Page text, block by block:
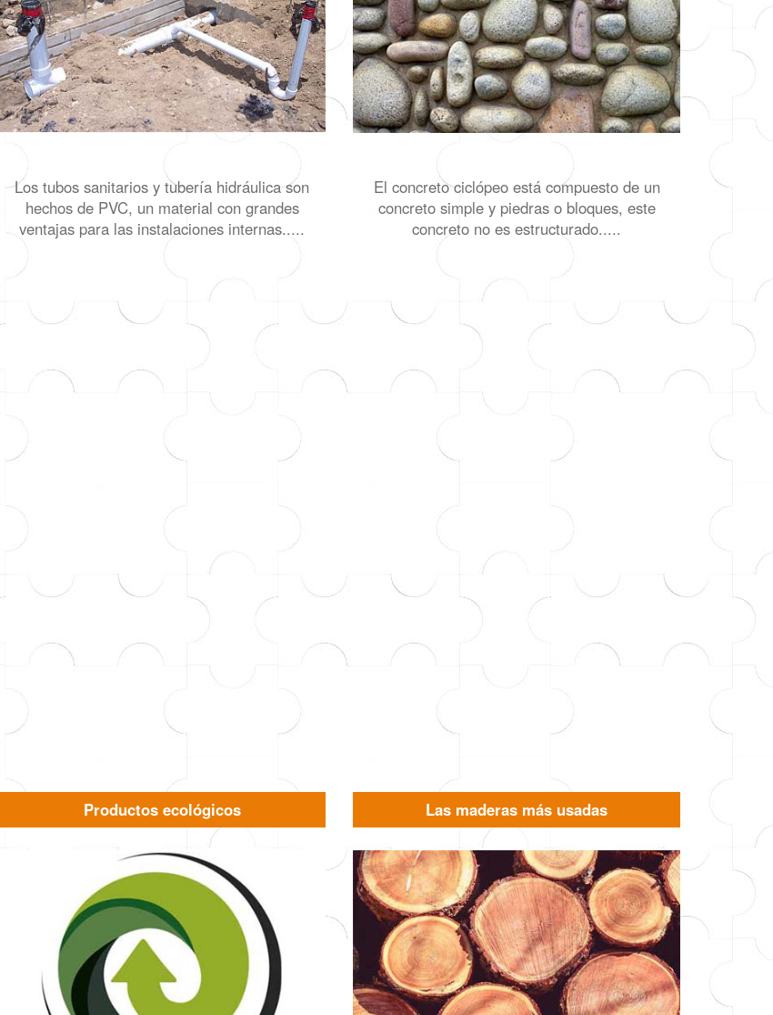
Los tubos sanitarios y tubería hidráulica son
hechos de PVC, un material con grandes
ventajas para las instalaciones internas.....
El concreto ciclópeo está compuesto de un
concreto simple y piedras o bloques, este
concreto no es estructurado.....
Productos ecológicos Las maderas más usadas